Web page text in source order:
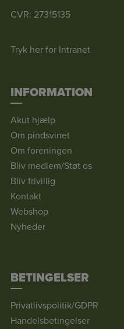
CVR: 27315135
Tryk her for Intranet
INFORMATION
Akut hjælp
Om pindsvinet
Om foreningen
Bliv medlem/Støt os
Bliv frivillig
Kontakt
Webshop
Nyheder
BETINGELSER
Privatlivspolitik/GDPR
Handelsbetingelser